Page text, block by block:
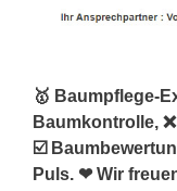
🥇 Baumpflege-
Baumkontrolle,
☑️
Puls. ❤ Wir